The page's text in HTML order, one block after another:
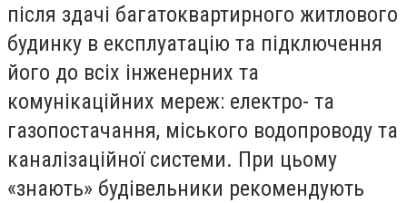
після здачі багатоквартирного житлового
будинку в експлуатацію та підключення
його до всіх інженерних та
комунікаційних мереж: електро- та
газопостачання, міського водопроводу та
каналізаційної системи. При цьому
«знають» будівельники рекомендують